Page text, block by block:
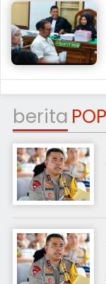
berita